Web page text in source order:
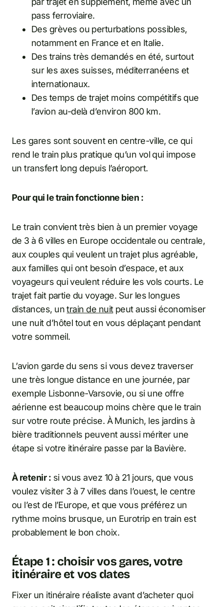
pass ferroviaire.
Des grèves ou perturbations possibles,
notamment en France et en Italie.
Des trains très demandés en été, surtout
sur les axes suisses, méditerranéens et
internationaux.
Des temps de trajet moins compétitifs que
l’avion au-delà d’environ 800 km.
Les gares sont souvent en centre-ville, ce qui
rend le train plus pratique qu’un vol qui impose
un transfert long depuis l’aéroport.
Pour qui le train fonctionne bien :
Le train convient très bien à un premier voyage
de 3 à 6 villes en Europe occidentale ou centrale,
aux couples qui veulent un trajet plus agréable,
aux familles qui ont besoin d’espace, et aux
voyageurs qui veulent réduire les vols courts. Le
trajet fait partie du voyage. Sur les longues
distances, untrain de nuitpeut aussi économiser
une nuit d’hôtel tout en vous déplaçant pendant
votre sommeil.
L’avion garde du sens si vous devez traverser
une très longue distance en une journée, par
exemple Lisbonne-Varsovie, ou si une offre
aérienne est beaucoup moins chère que le train
sur votre route précise. À Munich, les jardins à
bière traditionnels peuvent aussi mériter une
étape si votre itinéraire passe par la Bavière.
À retenir : si vous avez 10 à 21 jours, que vous
voulez visiter 3 à 7 villes dans l’ouest, le centre
ou l’est de l’Europe, et que vous préférez un
rythme moins brusque, un Eurotrip en train est
probablement le bon choix.
Étape 1 : choisir vos gares, votre
itinéraire et vos dates
Fixer un itinéraire réaliste avant d’acheter quoi